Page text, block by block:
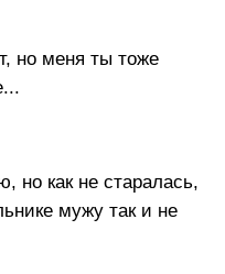
но меня ты тоже
но как не старалась,
мужу так и не